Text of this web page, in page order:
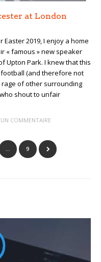
at London
2019, I enjoy a home
« famous » new speaker
Upton Park. I knew that this
(and therefore not
of other surrounding
shout to unfair
COMMENTAIRE
… 9